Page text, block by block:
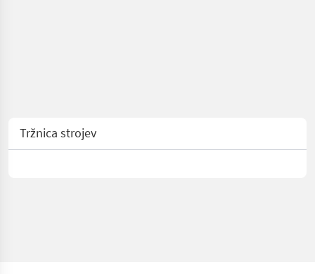
Tržnica strojev